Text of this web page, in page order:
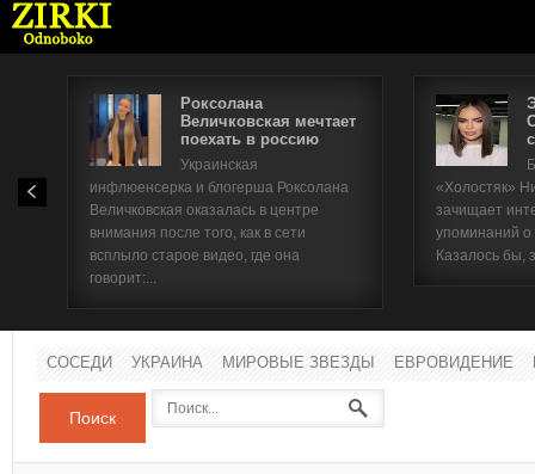
Роксолана
Величковская мечтает
поехать в россию
Украинская
инфлюенсерка и блогерша Роксолана
Величковская оказалась в центре
внимания после того, как в сети
всплыло старое видео, где она
говорит:...
«Холостяк»
зачищает
упоминаний
Казалось бы,
СОСЕДИ УКРАИНА МИРОВЫЕ ЗВЕЗДЫ ЕВРОВИДЕНИЕ
Поиск
Имя